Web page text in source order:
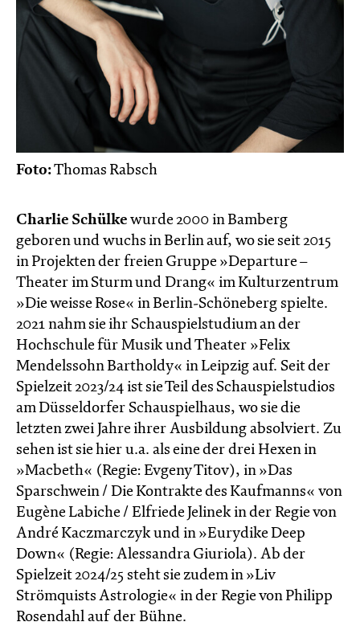
Foto:Thomas Rabsch
Charlie Schülke wurde 2000 in Bamberg
geboren und wuchs in Berlin auf, wo sie seit 2015
in Projekten der freien Gruppe »Departure –
Theater im Sturm und Drang« im Kulturzentrum
»Die weisse Rose« in Berlin-Schöneberg spielte.
2021 nahm sie ihr Schauspielstudium an der
Hochschule für Musik und Theater »Felix
Mendelssohn Bartholdy« in Leipzig auf. Seit der
Spielzeit 2023/24 ist sie Teil des Schauspielstudios
am Düsseldorfer Schauspielhaus, wo sie die
letzten zwei Jahre ihrer Ausbildung absolviert. Zu
sehen ist sie hier u.a. als eine der drei Hexen in
»Macbeth« (Regie: Evgeny Titov), in »Das
Sparschwein / Die Kontrakte des Kaufmanns« von
Eugène Labiche / Elfriede Jelinek in der Regie von
André Kaczmarczyk und in »Eurydike Deep
Down« (Regie: Alessandra Giuriola). Ab der
Spielzeit 2024/25 steht sie zudem in »Liv
Strömquists Astrologie« in der Regie von Philipp
Rosendahl auf der Bühne.